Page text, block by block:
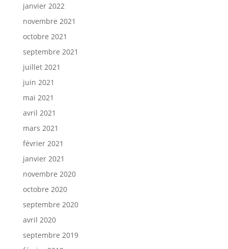
janvier 2022
novembre 2021
octobre 2021
septembre 2021
juillet 2021
juin 2021
mai 2021
avril 2021
mars 2021
février 2021
janvier 2021
novembre 2020
octobre 2020
septembre 2020
avril 2020
septembre 2019